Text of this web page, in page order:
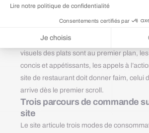
Lire notre politique de confidentialité
Consentements certifiés par
Je choisis
Axeptio consent
Plateforme de Gestion du Consentement :
Notre plateforme vous permet d'adapter et
Gua Bao, de nems, ponctuent la
l’identité de marque.
Le design ne surjoue pas. Il laisse la
visuels des plats sont au premier plan,
concis et appétissants, les appels à
site de restaurant doit donner faim, celui
arrive dès le premier scroll.
Trois parcours de commande
site
Le site articule trois modes de